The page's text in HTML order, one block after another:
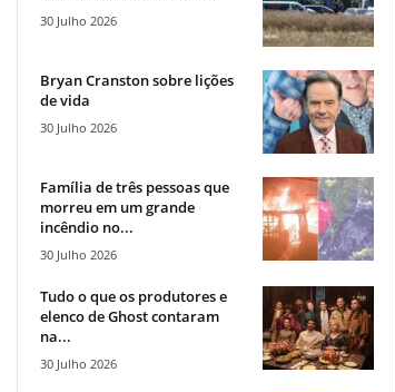
30 Julho 2026
Bryan Cranston sobre lições
de vida
30 Julho 2026
Família de três pessoas que
morreu em um grande
incêndio no...
30 Julho 2026
Tudo o que os produtores e
elenco de Ghost contaram
na...
30 Julho 2026